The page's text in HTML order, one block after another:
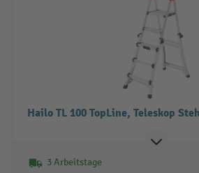
Hailo TL 100 TopLine, Teleskop
3 Arbeitstage